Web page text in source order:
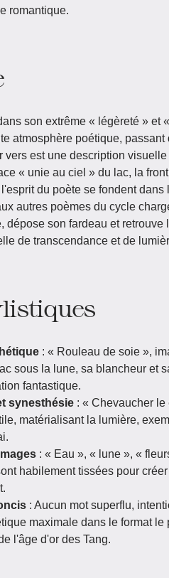
romantique.
son extrême « légèreté » et
atmosphère poétique, passant
vers est une description
« unie au ciel » du lac, la
du poète se fondent dans
autres poèmes du cycle
dépose son fardeau et
de transcendance et de
: « Rouleau de soie »,
sous la lune, sa blancheur et
fantastique.
synesthésie : « Chevaucher
matérialisant la lumière,
: « Eau », « lune », «
habilement tissées pour
: Aucun mot superflu,
maximale dans le format le
l'âge d'or des Tang.